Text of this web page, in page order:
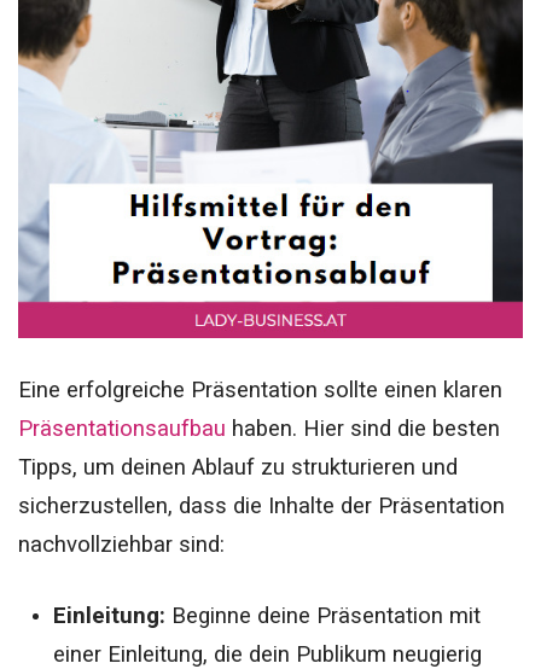
Eine erfolgreiche Präsentation sollte einen klaren
Präsentationsaufbau haben. Hier sind die besten
Tipps, um deinen Ablauf zu strukturieren und
sicherzustellen, dass die Inhalte der Präsentation
nachvollziehbar sind:
Einleitung: Beginne deine Präsentation mit
einer Einleitung, die dein Publikum neugierig